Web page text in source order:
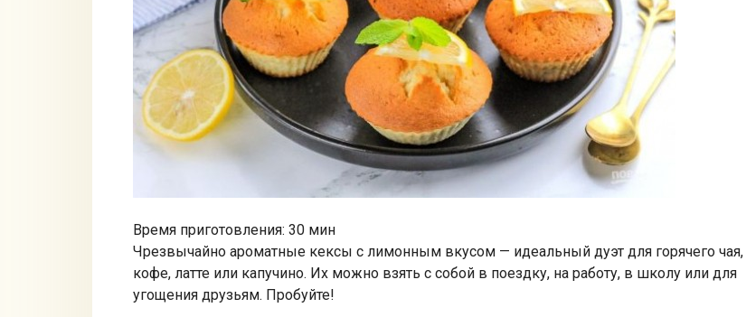
Время приготовления: 30 мин
Чрезвычайно ароматные кексы с лимонным вкусом — идеальный дуэт для горячего чая,
кофе, латте или капучино. Их можно взять с собой в поездку, на работу, в школу или для
угощения друзьям. Пробуйте!